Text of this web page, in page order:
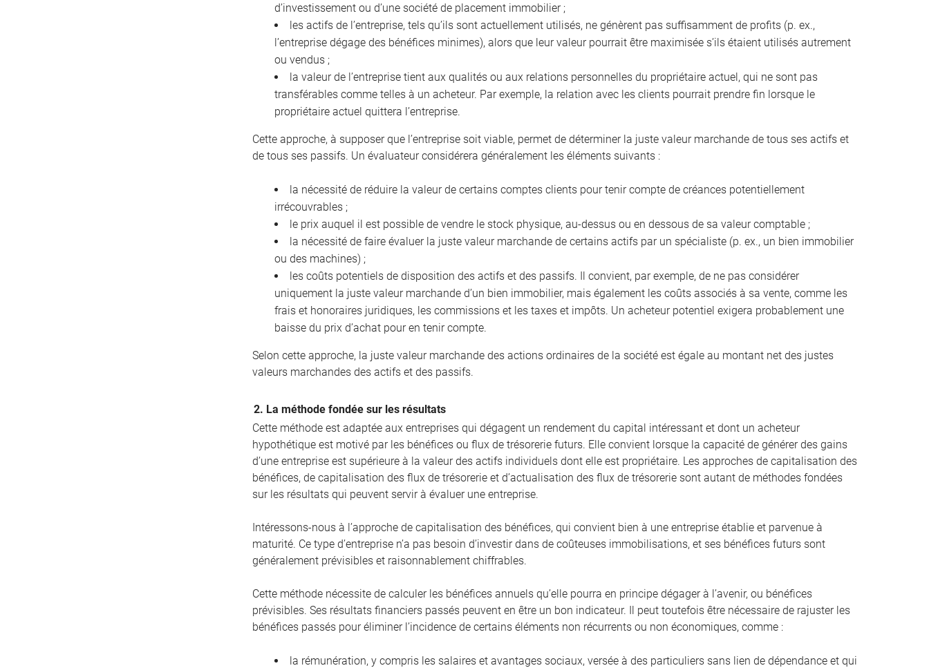
d’investissement ou d’une société de placement immobilier ;
les actifs de l’entreprise, tels qu’ils sont actuellement utilisés, ne génèrent pas suffisamment de profits (p. ex.,
l’entreprise dégage des bénéfices minimes), alors que leur valeur pourrait être maximisée s’ils étaient utilisés autrement
ou vendus ;
la valeur de l’entreprise tient aux qualités ou aux relations personnelles du propriétaire actuel, qui ne sont pas
transférables comme telles à un acheteur. Par exemple, la relation avec les clients pourrait prendre fin lorsque le
propriétaire actuel quittera l’entreprise.
Cette approche, à supposer que l’entreprise soit viable, permet de déterminer la juste valeur marchande de tous ses actifs et
de tous ses passifs. Un évaluateur considérera généralement les éléments suivants :
la nécessité de réduire la valeur de certains comptes clients pour tenir compte de créances potentiellement
irrécouvrables ;
le prix auquel il est possible de vendre le stock physique, au-dessus ou en dessous de sa valeur comptable ;
la nécessité de faire évaluer la juste valeur marchande de certains actifs par un spécialiste (p. ex., un bien immobilier
ou des machines) ;
les coûts potentiels de disposition des actifs et des passifs. Il convient, par exemple, de ne pas considérer
uniquement la juste valeur marchande d’un bien immobilier, mais également les coûts associés à sa vente, comme les
frais et honoraires juridiques, les commissions et les taxes et impôts. Un acheteur potentiel exigera probablement une
baisse du prix d’achat pour en tenir compte.
Selon cette approche, la juste valeur marchande des actions ordinaires de la société est égale au montant net des justes
valeurs marchandes des actifs et des passifs.
2. La méthode fondée sur les résultats
Cette méthode est adaptée aux entreprises qui dégagent un rendement du capital intéressant et dont un acheteur
hypothétique est motivé par les bénéfices ou flux de trésorerie futurs. Elle convient lorsque la capacité de générer des gains
d’une entreprise est supérieure à la valeur des actifs individuels dont elle est propriétaire. Les approches de capitalisation des
bénéfices, de capitalisation des flux de trésorerie et d’actualisation des flux de trésorerie sont autant de méthodes fondées
sur les résultats qui peuvent servir à évaluer une entreprise.
Intéressons-nous à l’approche de capitalisation des bénéfices, qui convient bien à une entreprise établie et parvenue à
maturité. Ce type d’entreprise n’a pas besoin d’investir dans de coûteuses immobilisations, et ses bénéfices futurs sont
généralement prévisibles et raisonnablement chiffrables.
Cette méthode nécessite de calculer les bénéfices annuels qu’elle pourra en principe dégager à l’avenir, ou bénéfices
prévisibles. Ses résultats financiers passés peuvent en être un bon indicateur. Il peut toutefois être nécessaire de rajuster les
bénéfices passés pour éliminer l’incidence de certains éléments non récurrents ou non économiques, comme :
la rémunération, y compris les salaires et avantages sociaux, versée à des particuliers sans lien de dépendance et qui